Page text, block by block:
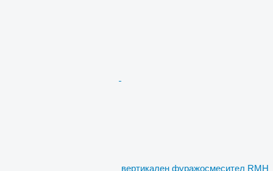
вертикален фуражосмесител RMH